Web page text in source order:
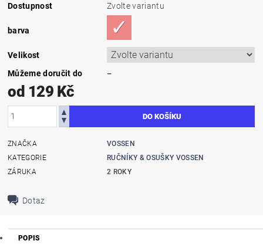
Dostupnost Zvolte variantu
barva
Velikost
Můžeme doručit do
–
od 129 Kč
ZNAČKA
VOSSEN
KATEGORIE
RUČNÍKY & OSUŠKY VOSSEN
ZÁRUKA
2 ROKY
Dotaz
POPIS